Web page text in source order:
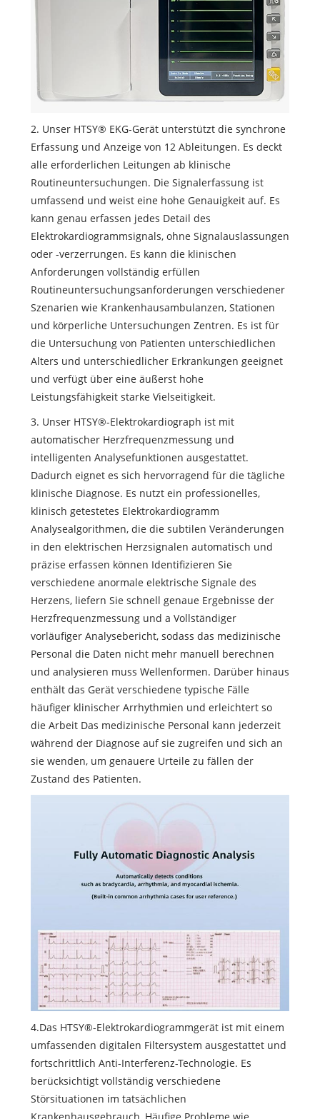
2. Unser HTSY® EKG-Gerät unterstützt die synchrone
Erfassung und Anzeige von 12 Ableitungen. Es deckt
alle erforderlichen Leitungen ab klinische
Routineuntersuchungen. Die Signalerfassung ist
umfassend und weist eine hohe Genauigkeit auf. Es
kann genau erfassen jedes Detail des
Elektrokardiogrammsignals, ohne Signalauslassungen
oder -verzerrungen. Es kann die klinischen
Anforderungen vollständig erfüllen
Routineuntersuchungsanforderungen verschiedener
Szenarien wie Krankenhausambulanzen, Stationen
und körperliche Untersuchungen Zentren. Es ist für
die Untersuchung von Patienten unterschiedlichen
Alters und unterschiedlicher Erkrankungen geeignet
und verfügt über eine äußerst hohe
Leistungsfähigkeit starke Vielseitigkeit.
3. Unser HTSY®-Elektrokardiograph ist mit
automatischer Herzfrequenzmessung und
intelligenten Analysefunktionen ausgestattet.
Dadurch eignet es sich hervorragend für die tägliche
klinische Diagnose. Es nutzt ein professionelles,
klinisch getestetes Elektrokardiogramm
Analysealgorithmen, die die subtilen Veränderungen
in den elektrischen Herzsignalen automatisch und
präzise erfassen können Identifizieren Sie
verschiedene anormale elektrische Signale des
Herzens, liefern Sie schnell genaue Ergebnisse der
Herzfrequenzmessung und a Vollständiger
vorläufiger Analysebericht, sodass das medizinische
Personal die Daten nicht mehr manuell berechnen
und analysieren muss Wellenformen. Darüber hinaus
enthält das Gerät verschiedene typische Fälle
häufiger klinischer Arrhythmien und erleichtert so
die Arbeit Das medizinische Personal kann jederzeit
während der Diagnose auf sie zugreifen und sich an
sie wenden, um genauere Urteile zu fällen der
Zustand des Patienten.
4.Das HTSY®-Elektrokardiogrammgerät ist mit einem
umfassenden digitalen Filtersystem ausgestattet und
fortschrittlich Anti-Interferenz-Technologie. Es
berücksichtigt vollständig verschiedene
Störsituationen im tatsächlichen